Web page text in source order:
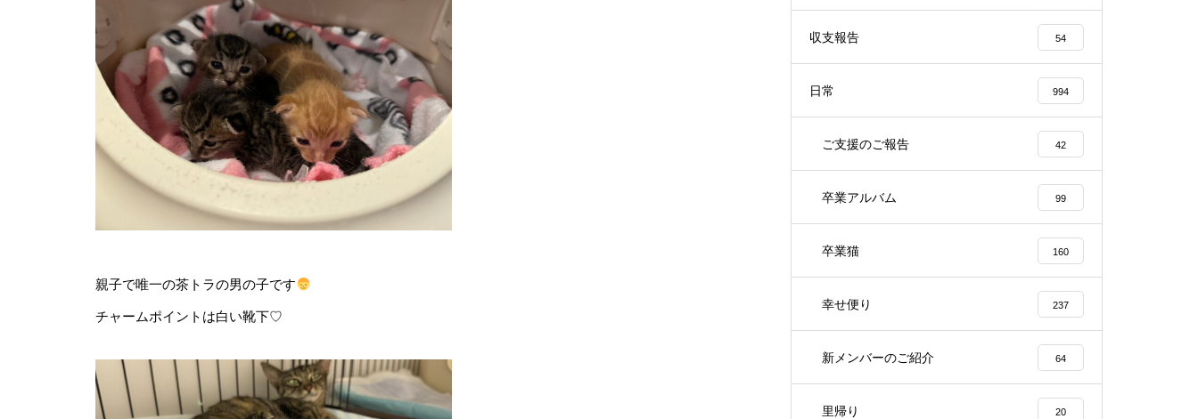
親子で唯一の茶トラの男の子です
チャームポイントは白い靴下♡
収支報告 54
日常 994
ご支援のご報告 42
卒業アルバム 99
卒業猫 160
幸せ便り 237
新メンバーのご紹介 64
里帰り 20